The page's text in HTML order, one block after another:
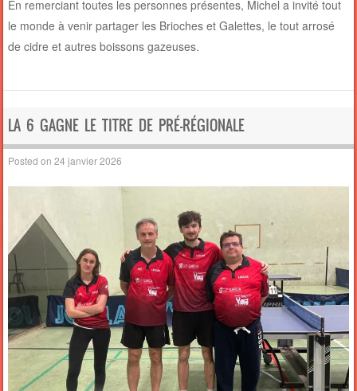
En remerciant toutes les personnes présentes, Michel a invité tout
le monde à venir partager les Brioches et Galettes, le tout arrosé
de cidre et autres boissons gazeuses.
LA 6 GAGNE LE TITRE DE PRÉ-RÉGIONALE
Posted on24 janvier 2026